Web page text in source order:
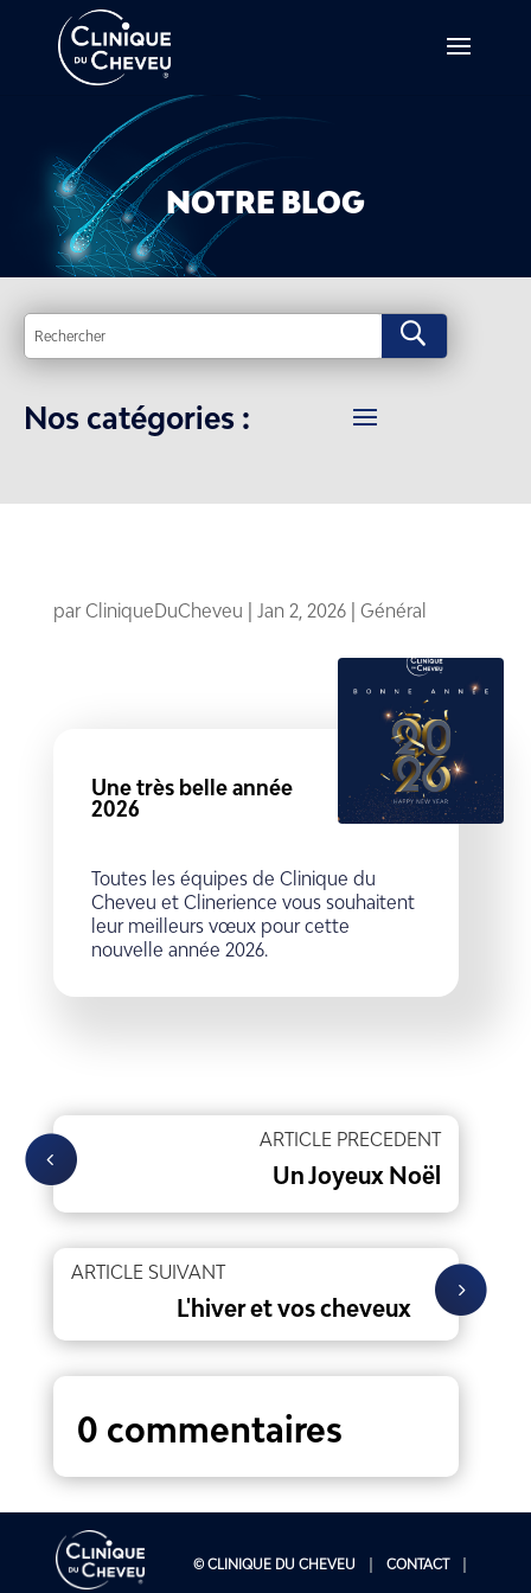
NOTRE BLOG
U
Nos catégories :
parCliniqueDuCheveu Jan 2, 2026 Général
Une très belle année
2026
Toutes les équipes de Clinique du
Cheveu et Clinerience vous souhaitent
leur meilleurs vœux pour cette
nouvelle année 2026.
ARTICLE PRECEDENT
Un Joyeux Noël
ARTICLE SUIVANT
L'hiver et vos cheveux
0 commentaires
© CLINIQUE DU CHEVEU CONTACT